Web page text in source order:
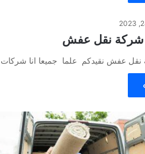
شركة نقل عفش
نقل عفش نقيدكم علما جميعا انا